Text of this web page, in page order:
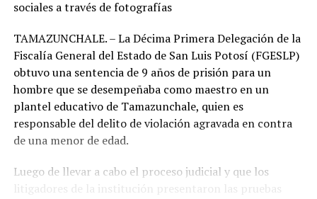
sociales a través de fotografías
TAMAZUNCHALE. – La Décima Primera Delegación de la
Fiscalía General del Estado de San Luis Potosí (FGESLP)
obtuvo una sentencia de 9 años de prisión para un
hombre que se desempeñaba como maestro en un
plantel educativo de Tamazunchale, quien es
responsable del delito de violación agravada en contra
de una menor de edad.
Luego de llevar a cabo el proceso judicial y que los
litigadores de la institución presentaron las pruebas